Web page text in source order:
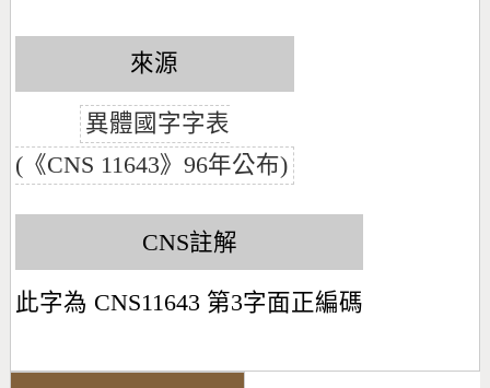
來源
異體國字字表
(《CNS 11643》96年公布)
CNS註解
此字為 CNS11643 第3字面正編碼